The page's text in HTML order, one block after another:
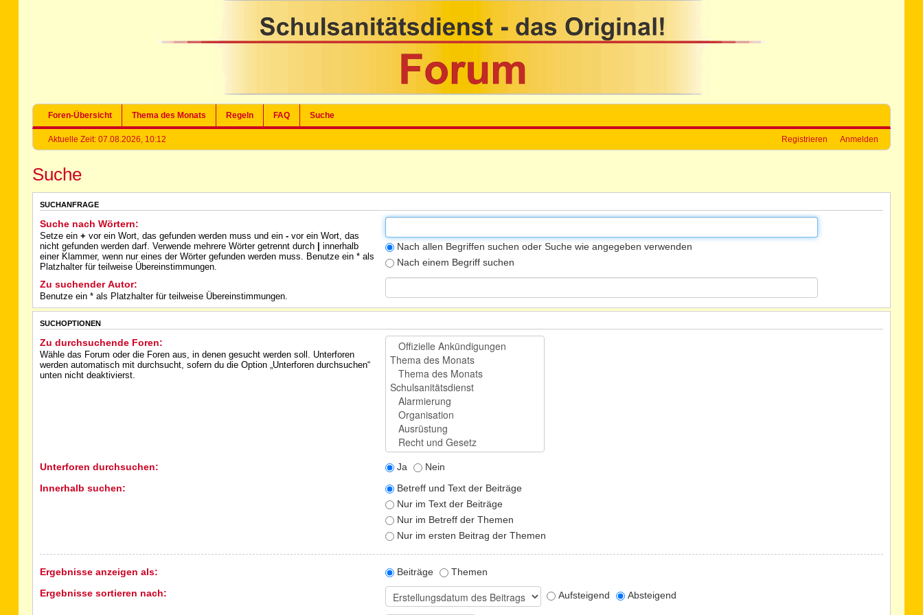
Foren-Übersicht Thema des Monats Regeln FAQ Suche
Aktuelle Zeit: 07.08.2026, 10:12 Registrieren Anmelden
Suche
SUCHANFRAGE
Suche nach Wörtern:
Setze ein+ vor ein Wort, das gefunden werden muss und ein- vor ein Wort, das
nicht gefunden werden darf. Verwende mehrere Wörter getrennt durch
innerhalb
einer Klammer, wenn nur eines der Wörter gefunden werden muss. Benutze ein * als
Platzhalter für teilweise Übereinstimmungen.
Nach allen Begriffen suchen oder Suche wie angegeben verwenden
Nach einem Begriff suchen
Zu suchender Autor:
Benutze ein * als Platzhalter für teilweise Übereinstimmungen.
SUCHOPTIONEN
Zu durchsuchende Foren:
Wähle das Forum oder die Foren aus, in denen gesucht werden soll. Unterforen
werden automatisch mit durchsucht, sofern du die Option „Unterforen durchsuchen“
unten nicht deaktivierst.
Unterforen durchsuchen: Ja
Nein
Innerhalb suchen:
Betreff und Text der Beiträge
Nur im Text der Beiträge
Nur im Betreff der Themen
Nur im ersten Beitrag der Themen
Ergebnisse anzeigen als: Beiträge
Themen
Ergebnisse sortieren nach:
Aufsteigend Absteigend